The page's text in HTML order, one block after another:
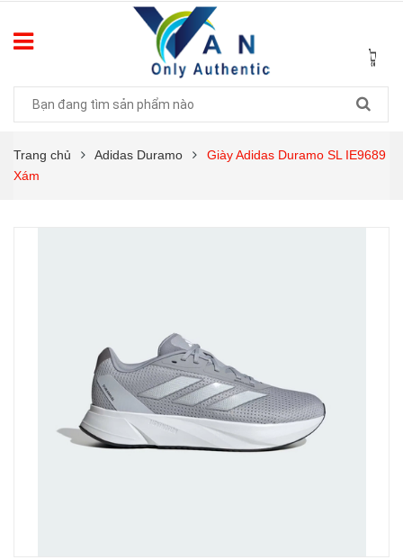
Trang chủ Adidas Duramo
Giày Adidas Duramo SL IE9689
Xám